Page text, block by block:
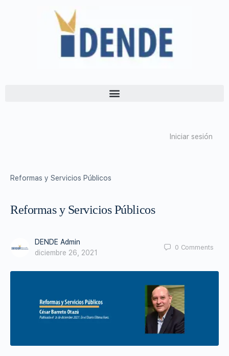
Iniciar sesión
Reformas y Servicios Públicos
Reformas y Servicios Públicos
DENDE Admin
diciembre 26, 2021
0 Comments